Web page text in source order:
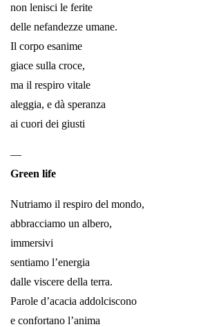
non lenisci le ferite
delle nefandezze umane.
Il corpo esanime
giace sulla croce,
ma il respiro vitale
aleggia, e dà speranza
ai cuori dei giusti
—
Green life
Nutriamo il respiro del mondo,
abbracciamo un albero,
immersivi
sentiamo l’energia
dalle viscere della terra.
Parole d’acacia addolciscono
e confortano l’anima